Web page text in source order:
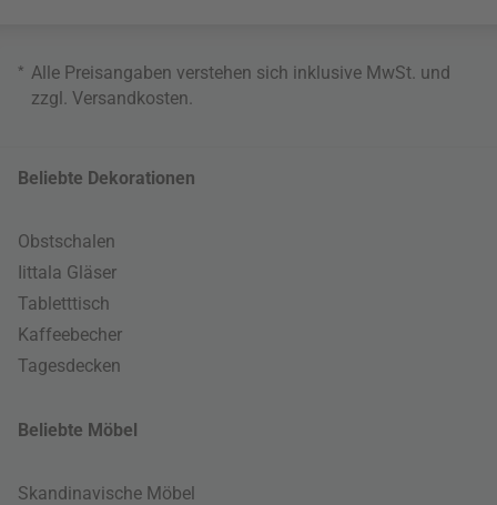
* Alle Preisangaben verstehen sich inklusive MwSt. und
zzgl. Versandkosten
Beliebte Dekorationen
Obstschalen
Iittala Gläser
Tabletttisch
Kaffeebecher
Tagesdecken
Beliebte Möbel
Skandinavische Möbel